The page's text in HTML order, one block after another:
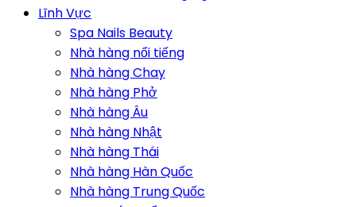
Lĩnh Vực
Spa Nails Beauty
Nhà hàng nổi tiếng
Nhà hàng Chay
Nhà hàng Phở
Nhà hàng Âu
Nhà hàng Nhật
Nhà hàng Thái
Nhà hàng Hàn Quốc
Nhà hàng Trung Quốc